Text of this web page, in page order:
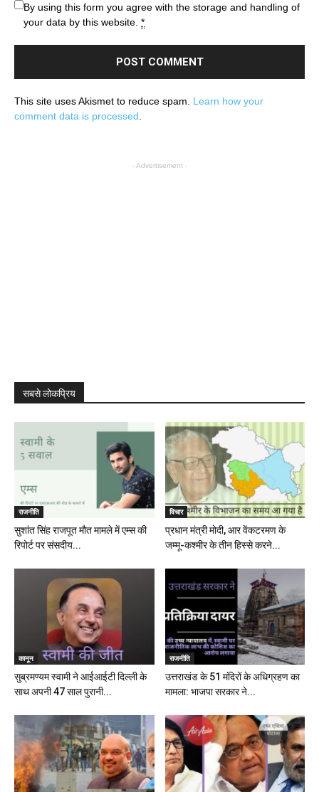
By using this form you agree with the storage and handling of
your data by this website. *
This site uses Akismet to reduce spam. Learn how your
comment data is processed
- Advertisement -
सबसे लोकप्रिय
राजनीति
सुशांत सिंह राजपूत मौत मामले में एम्स की
रिपोर्ट पर संसदीय...
विचार
प्रधान मंत्री मोदी, आर वेंकटरमण के
जम्मू-कश्मीर के तीन हिस्से करने...
कानून
सुब्रमण्यम स्वामी ने आईआईटी दिल्ली के
साथ अपनी 47 साल पुरानी...
राजनीति
उत्तराखंड के 51 मंदिरों के अधिग्रहण का
मामला: भाजपा सरकार ने...